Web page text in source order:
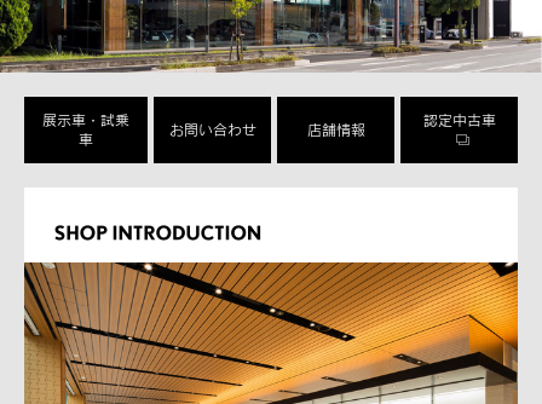
展示車・試乗
車
お問い合わせ 店舗情報
認定中古車